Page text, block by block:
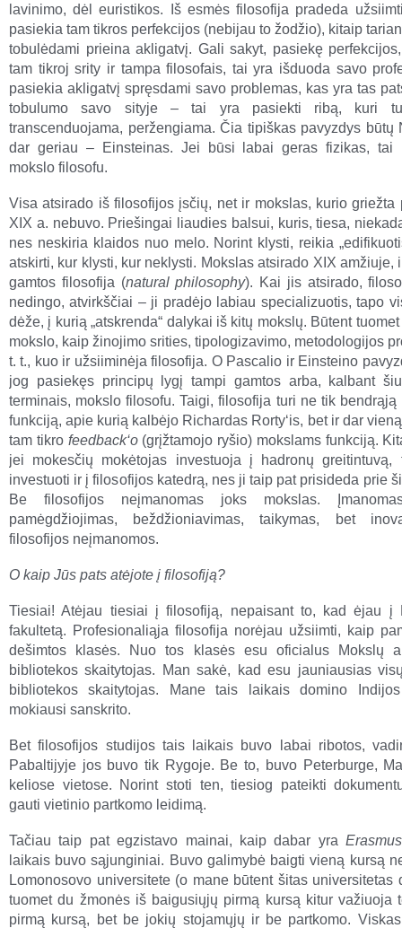
lavinimo, dėl euristikos. Iš esmės filosofija pradeda
pasiekia tam tikros perfekcijos (nebijau to žodžio), kitaip
tobulėdami prieina akligatvį. Gali sakyt, pasiekę
tam tikroj srity ir tampa filosofais, tai yra išduoda savo
pasiekia akligatvį spręsdami savo problemas, kas yra tas
tobulumo savo sityje – tai yra pasiekti ribą, kuri
transcenduojama, peržengiama. Čia tipiškas pavyzdys būtų
dar geriau – Einsteinas. Jei būsi labai geras fizikas, tai
mokslo filosofu.
Visa atsirado iš filosofijos įsčių, net ir mokslas, kurio griežta
XIX a. nebuvo. Priešingai liaudies balsui, kuris, tiesa,
nes neskiria klaidos nuo melo. Norint klysti, reikia
atskirti, kur klysti, kur neklysti. Mokslas atsirado XIX amžiuje,
gamtos filosofija (natural philosophy). Kai jis atsirado,
nedingo, atvirkščiai – ji pradėjo labiau specializuotis, tapo
dėže, į kurią „atskrenda“ dalykai iš kitų mokslų. Būtent
mokslo, kaip žinojimo srities, tipologizavimo, metodologijos
t. t., kuo ir užsiiminėja filosofija. O Pascalio ir Einsteino
jog pasiekęs principų lygį tampi gamtos arba, kalbant
terminais, mokslo filosofu. Taigi, filosofija turi ne tik bendrąją
funkciją, apie kurią kalbėjo Richardas Rorty‘is, bet ir dar
tam tikro feedback‘o (grįžtamojo ryšio) mokslams funkciją.
jei mokesčių mokėtojas investuoja į hadronų
investuoti ir į filosofijos katedrą, nes ji taip pat prisideda prie
Be filosofijos neįmanomas joks mokslas.
pamėgdžiojimas, beždžioniavimas, taikymas, bet
filosofijos neįmanomos.
O kaip Jūs pats atėjote į filosofiją?
Tiesiai! Atėjau tiesiai į filosofiją, nepaisant to, kad ėjau į
fakultetą. Profesionaliąja filosofija norėjau užsiimti, kaip
dešimtos klasės. Nuo tos klasės esu oficialus Mokslų
bibliotekos skaitytojas. Man sakė, kad esu jauniausias
bibliotekos skaitytojas. Mane tais laikais domino
mokiausi sanskrito.
Bet filosofijos studijos tais laikais buvo labai ribotos,
Pabaltijyje jos buvo tik Rygoje. Be to, buvo Peterburge,
keliose vietose. Norint stoti ten, tiesiog pateikti
gauti vietinio partkomo leidimą.
Tačiau taip pat egzistavo mainai, kaip dabar yraErasmus
laikais buvo sąjunginiai. Buvo galimybė baigti vieną kursą
Lomonosovo universitete (o mane būtent šitas universitetas
tuomet du žmonės iš baigusiųjų pirmą kursą kitur važiuoja
pirmą kursą, bet be jokių stojamųjų ir be partkomo.